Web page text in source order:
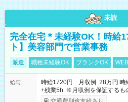
未読
完全在宅＊未経験OK！時給
ト】美容部門で営業事務
派遣 職種未経験OK ブランクOK
給与
時給1720円 月収例 28万円 時
+残業5h ※月収例を保証するも
取りサービス利用可（利用条件有